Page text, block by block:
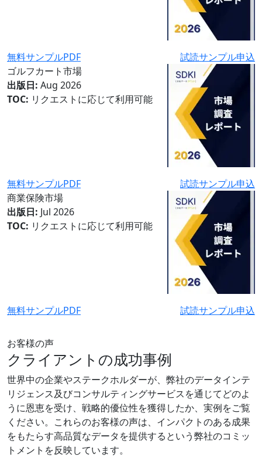
無料サンプルPDF
試読サンプル申込
ゴルフカート市場
出版日: Aug 2026
TOC: リクエストに応じて利用可能
無料サンプルPDF
試読サンプル申込
商業保険市場
出版日: Jul 2026
TOC: リクエストに応じて利用可能
無料サンプルPDF 試読サンプル申込
お客様の声
クライアントの成功事例
世界中の企業やステークホルダーが、弊社のデータインテ
リジェンス及びコンサルティングサービスを通じてどのよ
うに恩恵を受け、戦略的優位性を獲得したか、実例をご覧
ください。これらのお客様の声は、インパクトのある成果
をもたらす高品質なデータを提供するという弊社のコミッ
トメントを反映しています。